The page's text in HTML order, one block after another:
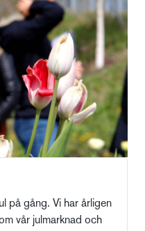
på gång. Vi har årligen
vår julmarknad och